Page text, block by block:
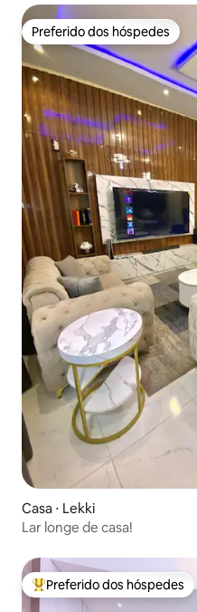
Preferido dos hóspedes
Preferido dos hóspedes
Casa ⋅ Lekki
Lar longe de casa!
Entre os melhores
Preferido dos hóspedes